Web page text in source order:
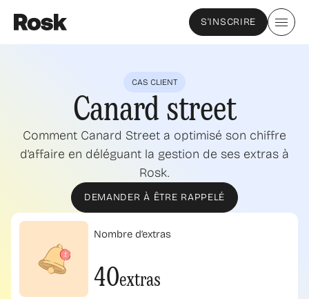
S'INSCRIRE
CAS CLIENT
Canard street
Comment Canard Street a optimisé son chiffre
d’affaire en déléguant la gestion de ses extras à
Rosk.
DEMANDER À ÊTRE RAPPELÉ
Nombre d’extras
40extras